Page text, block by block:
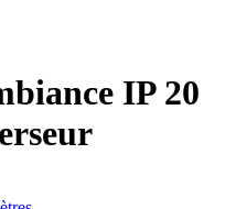
IP 20